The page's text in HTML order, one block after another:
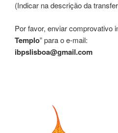
(Indicar na descrição da
Por favor, enviar comprovativo
Templo” para o e-mail:
ibpslisboa@gmail.com